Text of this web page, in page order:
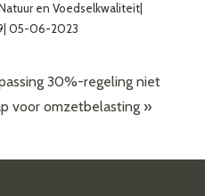
en Voedselkwaliteit|
05-06-2023
30%-regeling niet
voor omzetbelasting»